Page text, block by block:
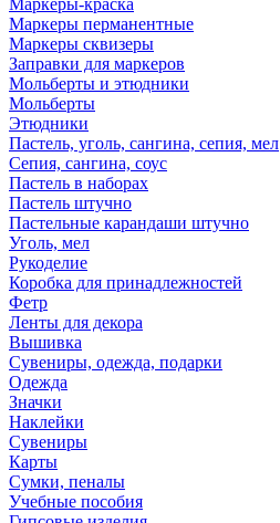
Маркеры-краска
Маркеры перманентные
Маркеры сквизеры
Заправки для маркеров
Мольберты и этюдники
Мольберты
Этюдники
Пастель, уголь, сангина, сепия, мел
Сепия, сангина, соус
Пастель в наборах
Пастель штучно
Пастельные карандаши штучно
Уголь, мел
Рукоделие
Коробка для принадлежностей
Фетр
Ленты для декора
Вышивка
Сувениры, одежда, подарки
Одежда
Значки
Наклейки
Сувениры
Карты
Сумки, пеналы
Учебные пособия